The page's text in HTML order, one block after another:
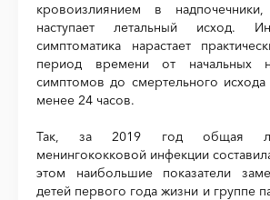
кровоизлиянием в
наступает летальный исход.
симптоматика нарастает
период времени от начальных
симптомов до смертельного
менее 24 часов.
Так, за 2019 год общая
менингококковой инфекции
этом наибольшие показатели
детей первого года жизни и группе